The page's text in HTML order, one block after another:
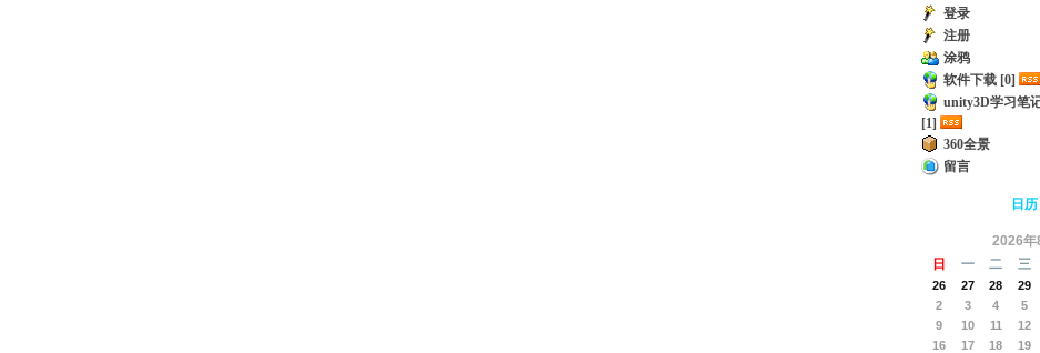
登录
注册
涂鸦
软件下载 [0]
unity3D学习笔
[1]
360全景
留言
日历
2026年
日
一 二 三
26 27 28 29
2
3 4 5
9
10 11 12
16
17 18 19